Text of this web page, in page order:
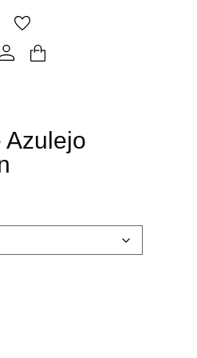
Azulejo